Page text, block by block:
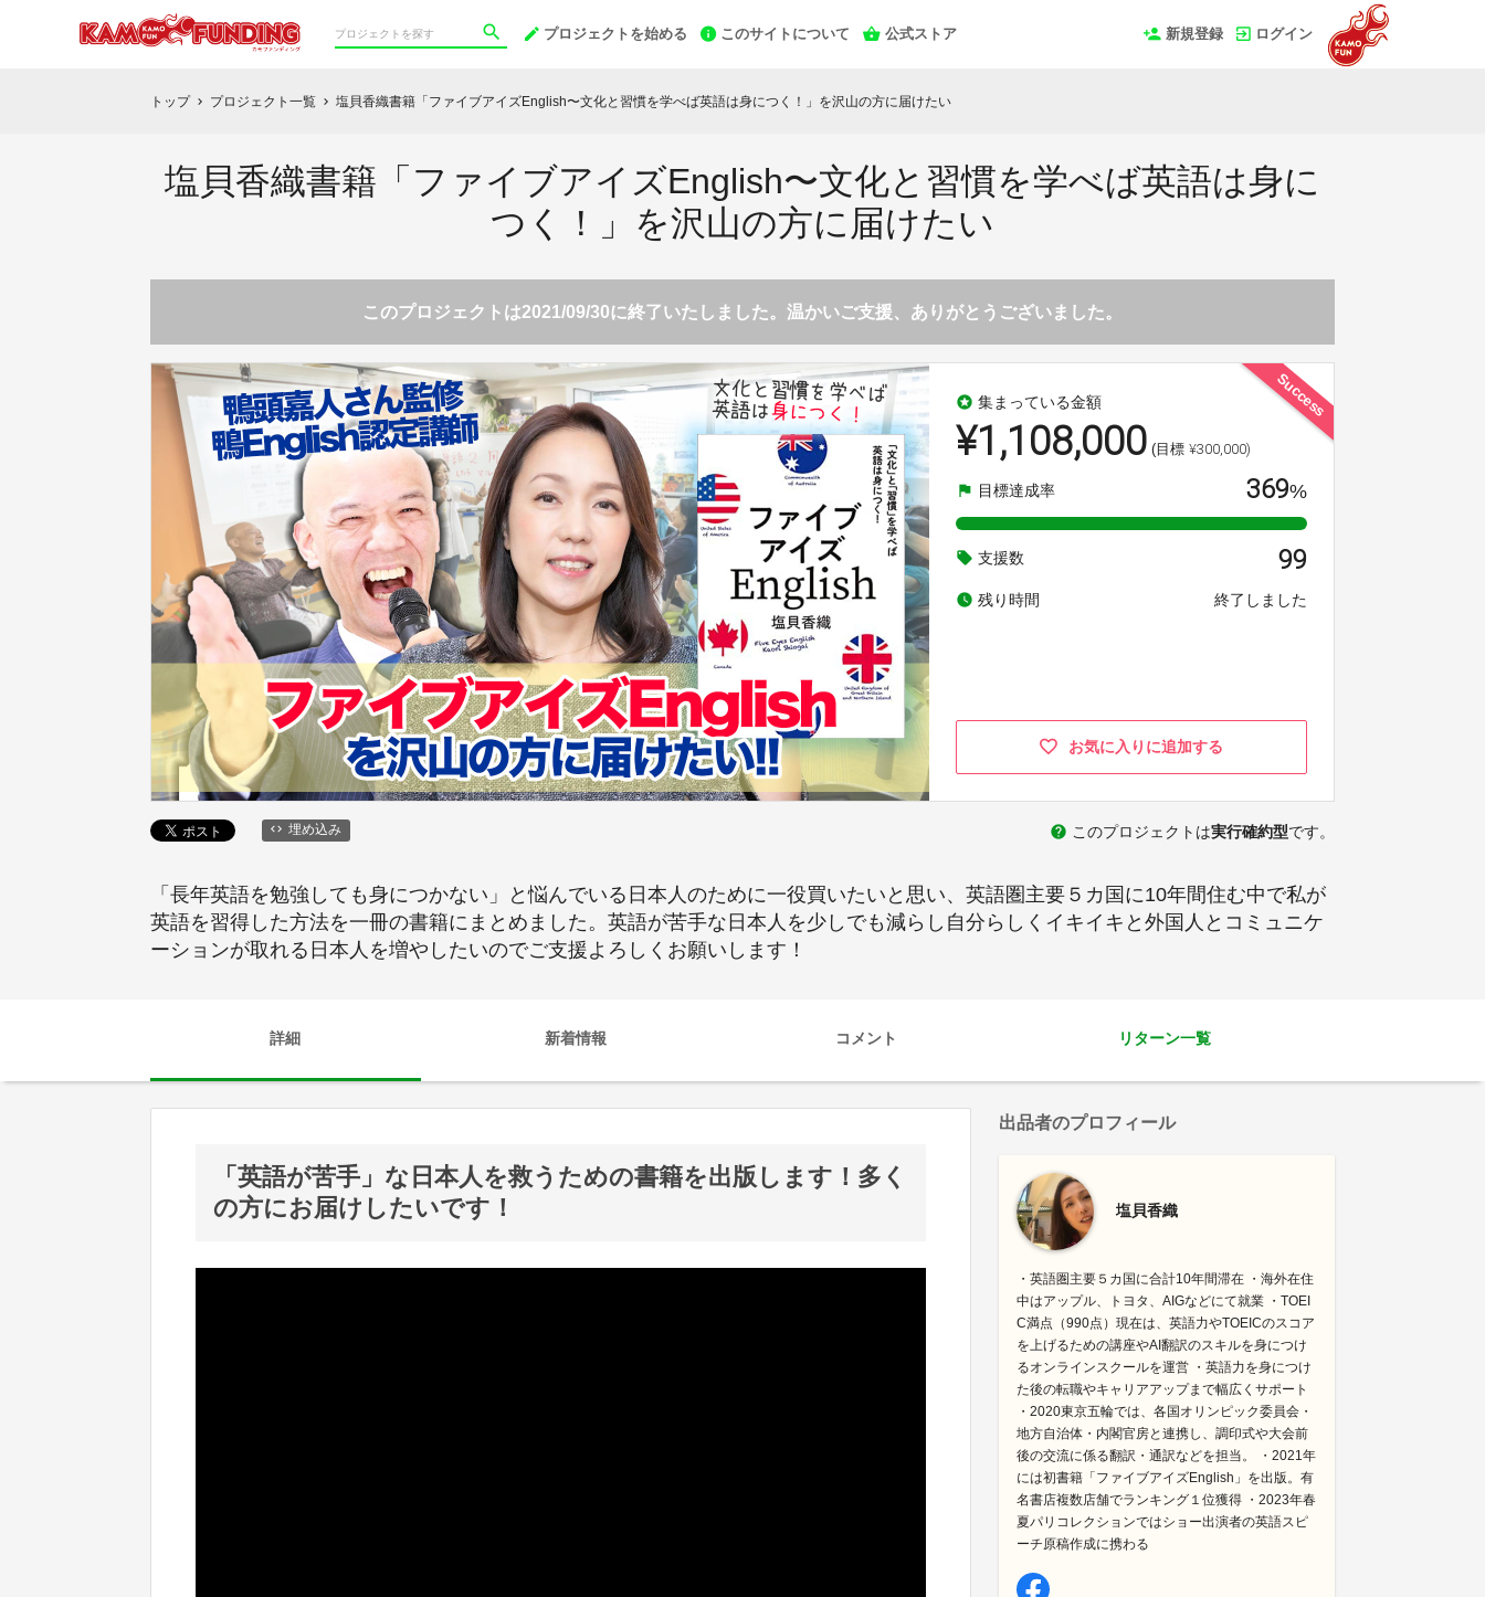
プロジェクトを始める このサイトについて 公式ストア 新規登録 ログイン
トップ chevron_right プロジェクト一覧 chevron_right 塩貝香織書籍「ファイブアイズEnglish〜文化と習慣を学べば英語は身につく！」を沢山の方に届けたい
塩貝香織書籍「ファイブアイズEnglish〜文化と習慣を学べば英語は身に
つく！」を沢山の方に届けたい
このプロジェクトは2021/09/30に終了いたしました。温かいご支援、ありがとうございました。
Success
stars 集まっている金額
¥1,108,000 (目標 ¥300,000)
flag 目標達成率 369%
local_offer 支援数 99
watch_later 残り時間 終了しました
お気に入りに追加する
埋め込み help このプロジェクトは実行確約型です。
「長年英語を勉強しても身につかない」と悩んでいる日本人のために一役買いたいと思い、英語圏主要５カ国に10年間住む中で私が
英語を習得した方法を一冊の書籍にまとめました。英語が苦手な日本人を少しでも減らし自分らしくイキイキと外国人とコミュニケ
ーションが取れる日本人を増やしたいのでご支援よろしくお願いします！
詳細 新着情報 コメント リターン一覧
「英語が苦手」な日本人を救うための書籍を出版します！多く
の方にお届けしたいです！
出品者のプロフィール
塩貝香織
・英語圏主要５カ国に合計10年間滞在 ・海外在住
中はアップル、トヨタ、AIGなどにて就業 ・TOEI
C満点（990点）現在は、英語力やTOEICのスコア
を上げるための講座やAI翻訳のスキルを身につけ
るオンラインスクールを運営 ・英語力を身につけ
た後の転職やキャリアアップまで幅広くサポート
・2020東京五輪では、各国オリンピック委員会・
地方自治体・内閣官房と連携し、調印式や大会前
後の交流に係る翻訳・通訳などを担当。 ・2021年
には初書籍「ファイブアイズEnglish」を出版。有
名書店複数店舗でランキング１位獲得 ・2023年春
夏パリコレクションではショー出演者の英語スピ
ーチ原稿作成に携わる